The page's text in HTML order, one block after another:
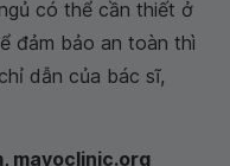
có thể cần thiết ở
đảm bảo an toàn thì
dẫn của bác sĩ,
mayoclinic.org